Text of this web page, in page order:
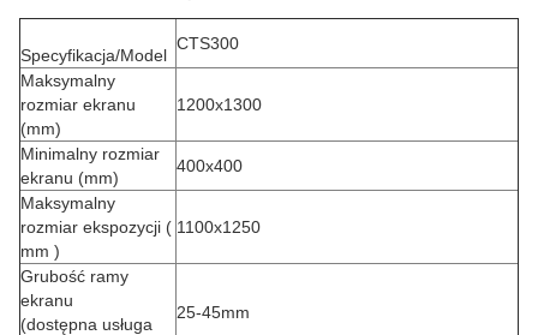
Specyfikacja/Model
CTS300
Maksymalny
rozmiar ekranu
(mm)
1200x1300
Minimalny rozmiar
ekranu (mm)
400x400
Maksymalny
rozmiar ekspozycji (
mm )
1100x1250
Grubość ramy
ekranu
(dostępna usługa
25-45mm